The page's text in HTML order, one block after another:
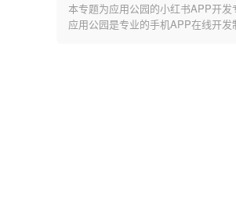
本专题为应用公园的小红书APP开发
应用公园是专业的手机APP在线开